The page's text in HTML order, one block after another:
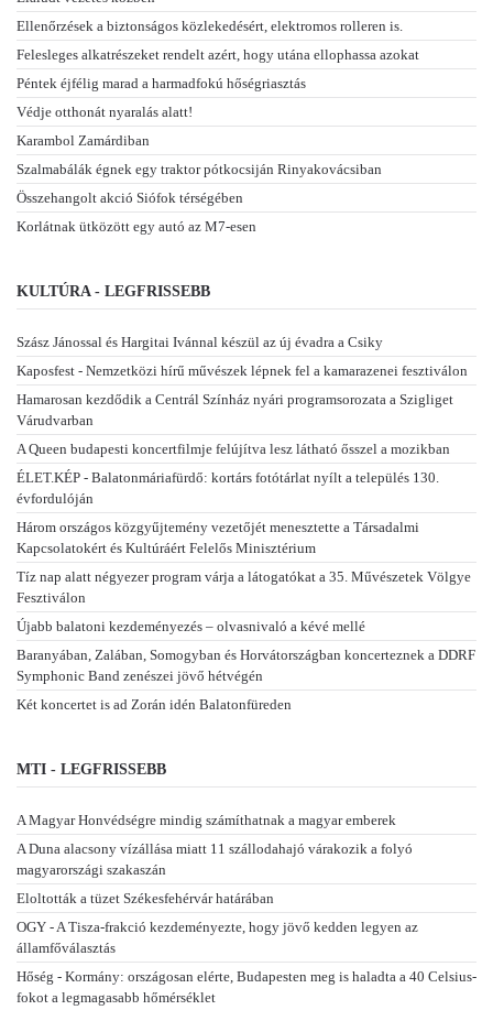
Ellenőrzések a biztonságos közlekedésért, elektromos rolleren is.
Felesleges alkatrészeket rendelt azért, hogy utána ellophassa azokat
Péntek éjfélig marad a harmadfokú hőségriasztás
Védje otthonát nyaralás alatt!
Karambol Zamárdiban
Szalmabálák égnek egy traktor pótkocsiján Rinyakovácsiban
Összehangolt akció Siófok térségében
Korlátnak ütközött egy autó az M7-esen
KULTÚRA - LEGFRISSEBB
Szász Jánossal és Hargitai Ivánnal készül az új évadra a Csiky
Kaposfest - Nemzetközi hírű művészek lépnek fel a kamarazenei fesztiválon
Hamarosan kezdődik a Centrál Színház nyári programsorozata a Szigliget
Várudvarban
A Queen budapesti koncertfilmje felújítva lesz látható ősszel a mozikban
ÉLET.KÉP - Balatonmáriafürdő: kortárs fotótárlat nyílt a település 130.
évfordulóján
Három országos közgyűjtemény vezetőjét menesztette a Társadalmi
Kapcsolatokért és Kultúráért Felelős Minisztérium
Tíz nap alatt négyezer program várja a látogatókat a 35. Művészetek Völgye
Fesztiválon
Újabb balatoni kezdeményezés – olvasnivaló a kévé mellé
Baranyában, Zalában, Somogyban és Horvátországban koncerteznek a DDRF
Symphonic Band zenészei jövő hétvégén
Két koncertet is ad Zorán idén Balatonfüreden
MTI - LEGFRISSEBB
A Magyar Honvédségre mindig számíthatnak a magyar emberek
A Duna alacsony vízállása miatt 11 szállodahajó várakozik a folyó
magyarországi szakaszán
Eloltották a tüzet Székesfehérvár határában
OGY - A Tisza-frakció kezdeményezte, hogy jövő kedden legyen az
államfőválasztás
Hőség - Kormány: országosan elérte, Budapesten meg is haladta a 40 Celsius-
fokot a legmagasabb hőmérséklet